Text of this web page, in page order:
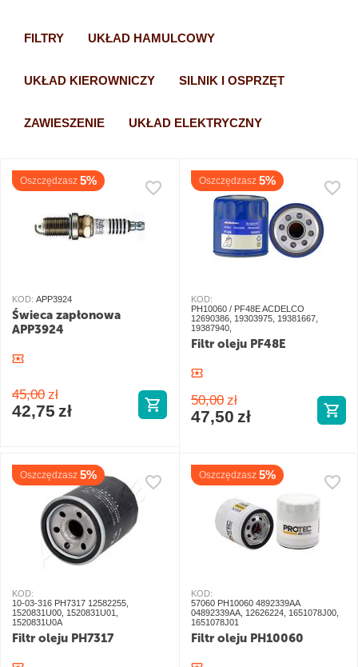
W niektórych krajach Ameryki był również sprzedawany z
zamienne do tego modelu.
FILTRY UKŁAD HAMULCOWY
UKŁAD KIEROWNICZY SILNIK I OSPRZĘT
ZAWIESZENIE UKŁAD ELEKTRYCZNY
Oszczędzasz 5%
KOD: APP3924
Świeca zapłonowa
APP3924
45,00 zł
42,75 zł
Oszczędzasz 5%
KOD:
PH10060 / PF48E ACDELCO
12690386, 19303975, 19381667,
19387940,
Filtr oleju PF48E
50,00 zł
47,50 zł
Oszczędzasz 5%
KOD:
10-03-316 PH7317 12582255,
1520831U00, 1520831U01,
1520831U0A
Filtr oleju PH7317
Oszczędzasz 5%
KOD:
57060 PH10060 4892339AA
04892339AA, 12626224, 1651078J00,
1651078J01
Filtr oleju PH10060